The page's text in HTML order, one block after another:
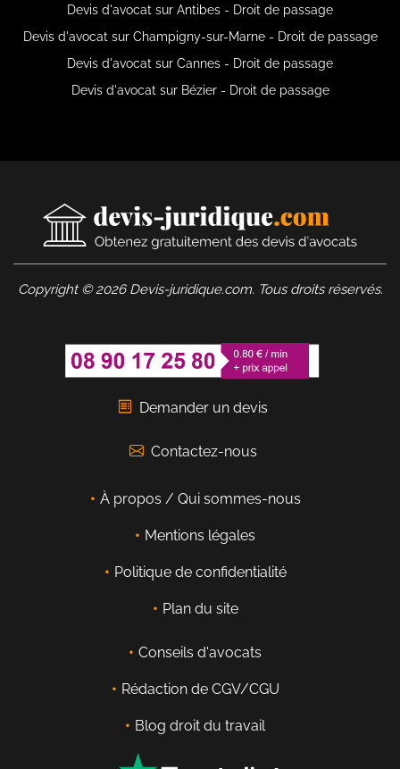
Devis d'avocat sur Antibes - Droit de passage
Devis d'avocat sur Champigny-sur-Marne - Droit de passage
Devis d'avocat sur Cannes - Droit de passage
Devis d'avocat sur Bézier - Droit de passage
Copyright © 2026 Devis-juridique.com. Tous droits réservés.
Demander un devis
Contactez-nous
À propos / Qui sommes-nous
Mentions légales
Politique de confidentialité
Plan du site
Conseils d'avocats
Rédaction de CGV/CGU
Blog droit du travail